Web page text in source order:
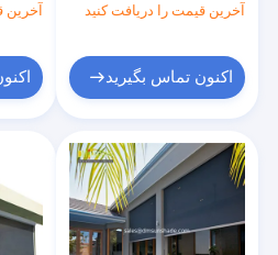
محصولات
درباره ما
آخرین
آخرین قیمت را دریافت کنید
اکنون تماس بگیرید